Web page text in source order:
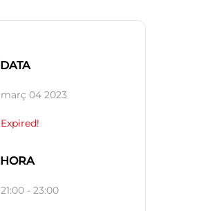
DATA
març 04 2023
Expired!
HORA
21:00 - 23:00